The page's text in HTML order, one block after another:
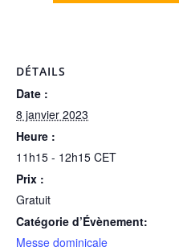
DÉTAILS
Date :
8 janvier 2023
Heure :
11h15 - 12h15 CET
Prix :
Gratuit
Catégorie d’Évènement:
Messe dominicale